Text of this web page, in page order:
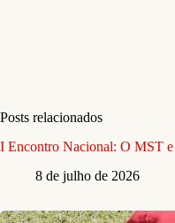
Posts relacionados
I Encontro Nacional: O MST e
8 de julho de 2026